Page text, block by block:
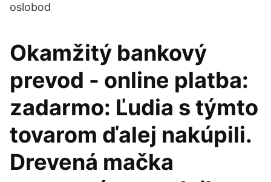
oslobod
Okamžitý bankový
prevod - online platba:
zadarmo: Ľudia s týmto
tovarom ďalej nakúpili.
Drevená mačka